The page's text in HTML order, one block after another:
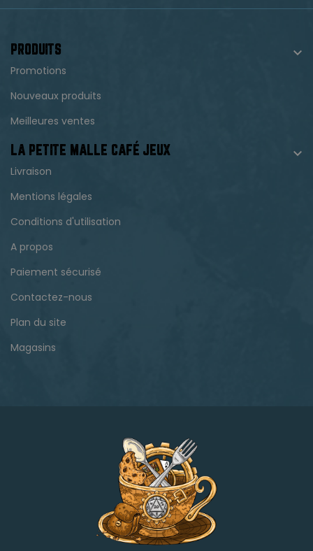
PRODUITS 
Promotions
Nouveaux produits
Meilleures ventes
LA PETITE MALLE CAFÉ JEUX 
Livraison
Mentions légales
Conditions d'utilisation
A propos
Paiement sécurisé
Contactez-nous
Plan du site
Magasins